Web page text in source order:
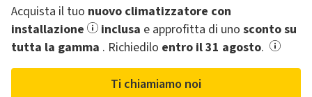
Acquista il tuo nuovo climatizzatore con
installazione
inclusa e approfitta di uno sconto su
tutta la gamma .​ Richiedilo entro il 31 agosto.
Ti chiamiamo noi